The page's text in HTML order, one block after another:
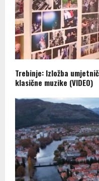
Trebinje: Izložba
klasične muzike (VIDEO)